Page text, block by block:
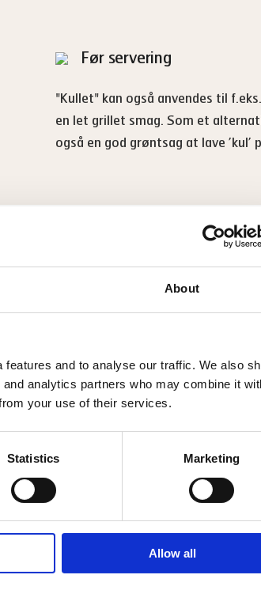
About
and to analyse our traffic. We also
analytics partners who may combine it
your use of their services.
Statistics Marketing
Allow all
Før servering
"Kullet" kan også anvendes til
en let grillet smag. Som et
også en god grøntsag at lave ’kul’
Edwin Adkins